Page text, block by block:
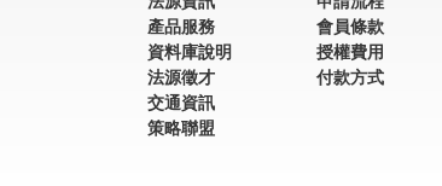
產品服務
資料庫說明
法源徵才
交通資訊
策略聯盟
會員條款
授權費用
付款方式